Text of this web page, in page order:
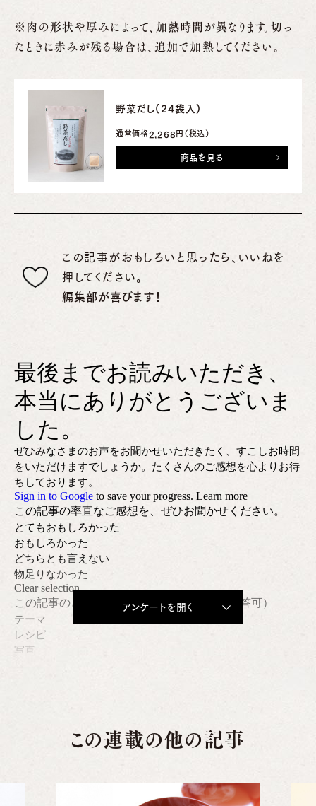
※肉の形状や厚みによって、加熱時間が異なります。切っ
たときに赤みが残る場合は、追加で加熱してください。
野菜だし(24袋入)
通常価格2,268 円（税込）
商品を見る
この記事がおもしろいと思ったら、いいねを
押してください。
編集部が喜びます！
アンケートを開く
この連載の他の記事